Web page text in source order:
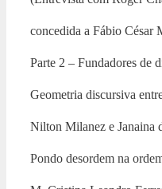
concedida a Fábio César
Parte 2 – Fundadores de
Geometria discursiva
Nilton Milanez e Janaina
Pondo desordem na